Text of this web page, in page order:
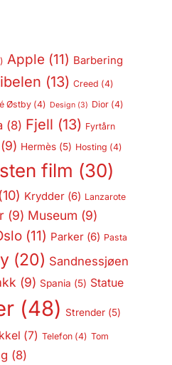
Apple (11) Barbering
(13) Creed (4)
Østby(4) Design(3) Dior(4)
(8) Fjell (13) Fyrtårn
(9) Hermès(5) Hosting (4)
film (30)
Krydder(6) Lanzarote
(9) Museum (9)
(11) Parker(6) Pasta
(20) Sandnessjøen
(9) Spania (5) Statue
(48) Strender(5)
(7) Telefon(4) Tom
(8)